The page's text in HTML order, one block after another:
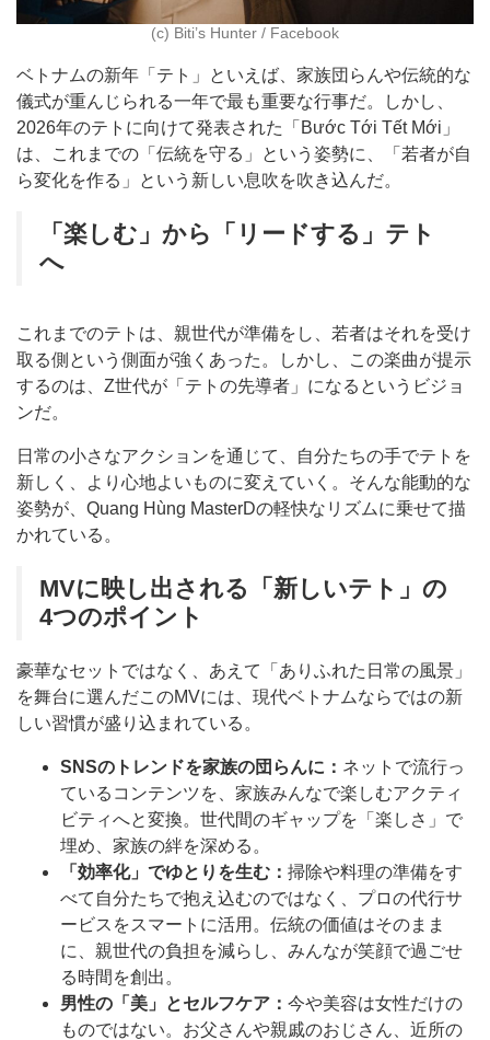
(c) Biti’s Hunter / Facebook
ベトナムの新年「テト」といえば、家族団らんや伝統的な
儀式が重んじられる一年で最も重要な行事だ。しかし、
2026年のテトに向けて発表された「Bước Tới Tết Mới」
は、これまでの「伝統を守る」という姿勢に、「若者が自
ら変化を作る」という新しい息吹を吹き込んだ。
「楽しむ」から「リードする」テト
へ
これまでのテトは、親世代が準備をし、若者はそれを受け
取る側という側面が強くあった。しかし、この楽曲が提示
するのは、Z世代が「テトの先導者」になるというビジョ
ンだ。
日常の小さなアクションを通じて、自分たちの手でテトを
新しく、より心地よいものに変えていく。そんな能動的な
姿勢が、Quang Hùng MasterDの軽快なリズムに乗せて描
かれている。
MVに映し出される「新しいテト」の
4つのポイント
豪華なセットではなく、あえて「ありふれた日常の風景」
を舞台に選んだこのMVには、現代ベトナムならではの新
しい習慣が盛り込まれている。
SNSのトレンドを家族の団らんに： ネットで流行っ
ているコンテンツを、家族みんなで楽しむアクティ
ビティへと変換。世代間のギャップを「楽しさ」で
埋め、家族の絆を深める。
「効率化」でゆとりを生む： 掃除や料理の準備をす
べて自分たちで抱え込むのではなく、プロの代行サ
ービスをスマートに活用。伝統の価値はそのまま
に、親世代の負担を減らし、みんなが笑顔で過ごせ
る時間を創出。
男性の「美」とセルフケア： 今や美容は女性だけの
ものではない。お父さんや親戚のおじさん、近所の